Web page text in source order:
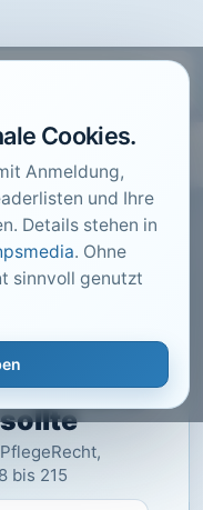
Cookies.
Anmeldung,
und Ihre
Details stehen in
. Ohne
sinnvoll genutzt
aus-
bis 215